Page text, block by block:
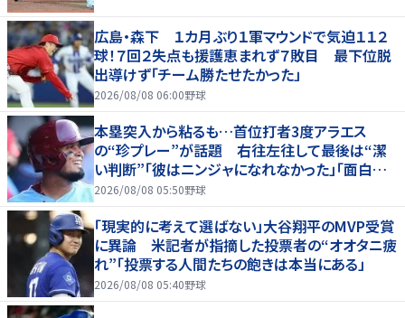
広島・森下 １カ月ぶり１軍マウンドで気迫１１２
球！７回２失点も援護恵まれず７敗目 最下位脱
出導けず「チーム勝たせたかった」
2026/08/08 06:00野球
本塁突入から粘るも…首位打者3度アラエス
の“珍プレー”が話題 右往左往して最後は“潔
い判断”「彼はニンジャになれなかった」「面白すぎ
る」
2026/08/08 05:50野球
「現実的に考えて選ばない」大谷翔平のMVP受賞
に異論 米記者が指摘した投票者の“オオタニ疲
れ”「投票する人間たちの飽きは本当にある」
2026/08/08 05:40野球